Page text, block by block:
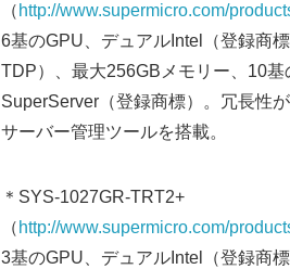
（ http://www.supermicro.com/
6基のGPU、デュアルIntel（登録商
TDP）、最大256GBメモリー、10
SuperServer（登録商標）。冗長性
サーバー管理ツールを搭載。
＊SYS-1027GR-TRT2+
（ http://www.supermicro.com/
3基のGPU、デュアルIntel（登録商